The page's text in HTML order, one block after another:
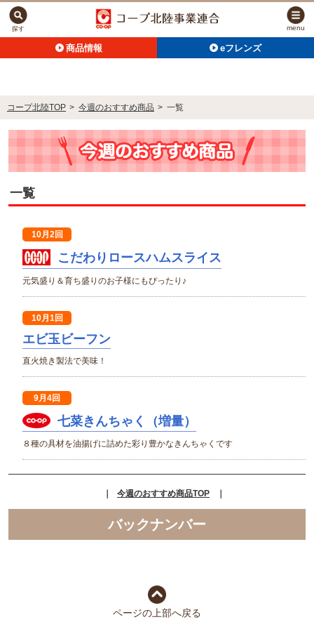
商品情報 eフレンズ
探す menu
コープ北陸TOP > 今週のおすすめ商品 > 一覧
一覧
10月2回
こだわりロースハムスライス
元気盛り＆育ち盛りのお子様にもぴったり♪
10月1回
エビ玉ビーフン
直火焼き製法で美味！
9月4回
七菜きんちゃく（増量）
８種の具材を油揚げに詰めた彩り豊かなきんちゃくです
今週のおすすめ商品TOP
バックナンバー
ページの上部へ戻る